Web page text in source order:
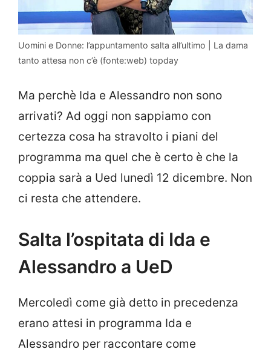
Uomini e Donne: l’appuntamento salta all’ultimo | La dama
tanto attesa non c’è (fonte:web) topday
Ma perchè Ida e Alessandro non sono
arrivati? Ad oggi non sappiamo con
certezza cosa ha stravolto i piani del
programma ma quel che è certo è che la
coppia sarà a Ued lunedì 12 dicembre. Non
ci resta che attendere.
Salta l’ospitata di Ida e
Alessandro a UeD
Mercoledì come già detto in precedenza
erano attesi in programma Ida e
Alessandro per raccontare come